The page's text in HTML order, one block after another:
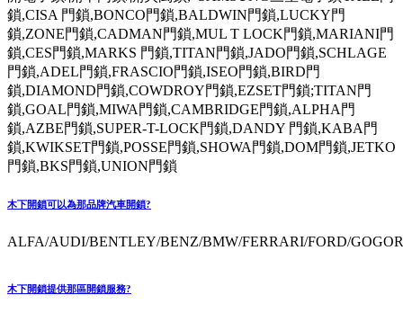
鎖,CISA 門鎖,BONCO門鎖,BALDWIN門鎖,LUCKY門
鎖,ZONE門鎖,CADMAN門鎖,MUL T LOCK門鎖,MARIANI門
鎖,CES門鎖,MARKS 門鎖,TITAN門鎖,JADO門鎖,SCHLAGE
門鎖,ADEL門鎖,FRASCIO門鎖,ISEO門鎖,BIRD門
鎖,DIAMOND門鎖,COWDROY門鎖,EZSET門鎖;TITAN門
鎖,GOAL門鎖,MIWA門鎖,CAMBRIDGE門鎖,ALPHA門
鎖,AZBE門鎖,SUPER-T-LOCK門鎖,DANDY 門鎖,KABA門
鎖,KWIKSET門鎖,POSSE門鎖,SHOWA門鎖,DOM門鎖,JETKO
門鎖,BKS門鎖,UNION門鎖
木下開鎖可以為那品牌汽車開鎖?
ALFA/AUDI/BENTLEY/BENZ/BMW/FERRARI/FORD/
木下開鎖提供那區開鎖服務?